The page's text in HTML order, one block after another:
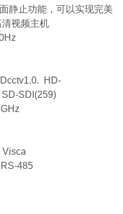
静止功能，可以实现完美
视频主机
HD-
SD-SDI(259)
Visca
485